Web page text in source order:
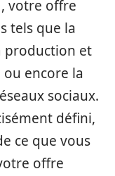
votre offre
tels que la
production et
encore la
sociaux.
défini,
ce que vous
offre